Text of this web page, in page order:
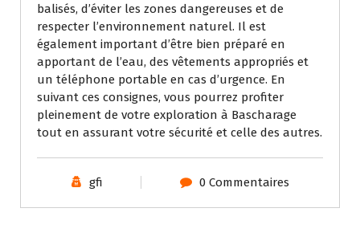
balisés, d’éviter les zones dangereuses et de
respecter l’environnement naturel. Il est
également important d’être bien préparé en
apportant de l’eau, des vêtements appropriés et
un téléphone portable en cas d’urgence. En
suivant ces consignes, vous pourrez profiter
pleinement de votre exploration à Bascharage
tout en assurant votre sécurité et celle des autres.
gfi 0 Commentaires